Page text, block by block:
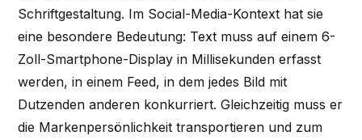
Schriftgestaltung. Im Social-Media-Kontext hat sie
eine besondere Bedeutung: Text muss auf einem 6-
Zoll-Smartphone-Display in Millisekunden erfasst
werden, in einem Feed, in dem jedes Bild mit
Dutzenden anderen konkurriert. Gleichzeitig muss er
die Markenpersönlichkeit transportieren und zum